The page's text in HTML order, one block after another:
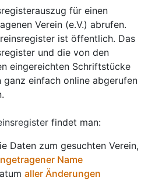
für einen
Verein (e.V.) abrufen.
ist öffentlich. Das
und die von den
eingereichten Schriftstücke
ganz einfach online abgerufen
findet man:
Daten zum gesuchten Verein,
Name
aller Änderungen